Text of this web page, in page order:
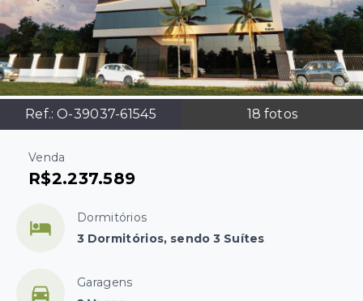
Ref.:O-39037-61545 18 fotos
Venda
R$2.237.589
Dormitórios
3 Dormitórios, sendo 3 Suítes
Garagens